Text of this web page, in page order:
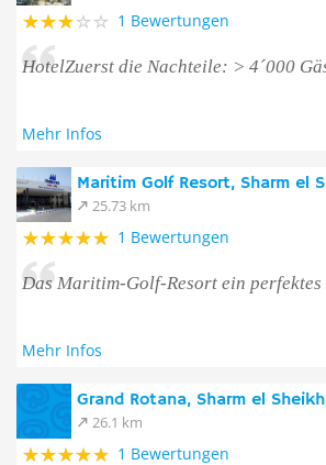
1 Bewertungen
HotelZuerst die Nachteile: > 4´000
Mehr Infos
Maritim Golf Resort, Sharm el
25.73 km
1 Bewertungen
Das Maritim-Golf-Resort ein perfektes
Mehr Infos
Grand Rotana, Sharm el Sheikh
26.1 km
1 Bewertungen